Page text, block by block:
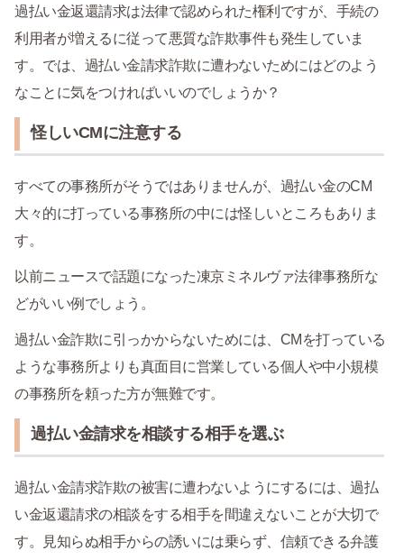
過払い金返還請求は法律で認められた権利ですが、手続の
利用者が増えるに従って悪質な詐欺事件も発生していま
す。では、過払い金請求詐欺に遭わないためにはどのよう
なことに気をつければいいのでしょうか？
怪しいCMに注意する
すべての事務所がそうではありませんが、過払い金のCM
大々的に打っている事務所の中には怪しいところもありま
す。
以前ニュースで話題になった凍京ミネルヴァ法律事務所な
どがいい例でしょう。
過払い金詐欺に引っかからないためには、CMを打っている
ような事務所よりも真面目に営業している個人や中小規模
の事務所を頼った方が無難です。
過払い金請求を相談する相手を選ぶ
過払い金請求詐欺の被害に遭わないようにするには、過払
い金返還請求の相談をする相手を間違えないことが大切で
す。見知らぬ相手からの誘いには乗らず、信頼できる弁護